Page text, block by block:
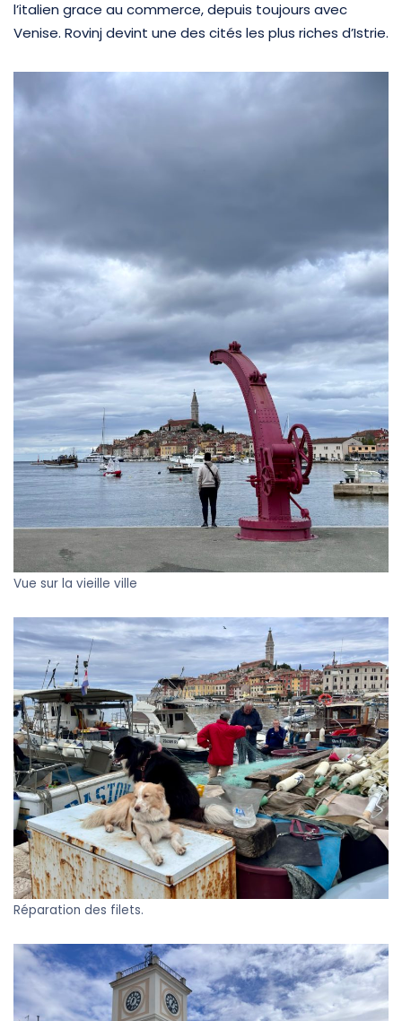
l’italien grace au commerce, depuis toujours avec
Venise. Rovinj devint une des cités les plus riches d’Istrie.
Vue sur la vieille ville
Réparation des filets.